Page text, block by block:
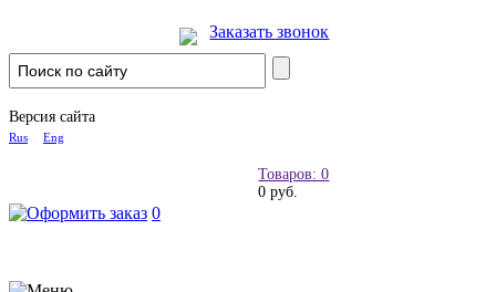
Заказать звонок
Версия сайта
Rus Eng
Товаров: 0
0 руб.
0